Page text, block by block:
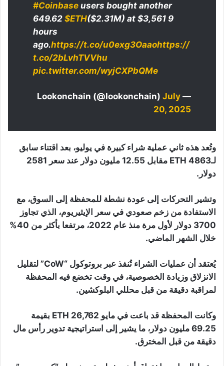
#Coinbase users bought another
649.62 $ETH($2.31M) at $3,561 9
hours
ago.https://t.co/u0exg3Oaaohttps://
t.co/2bLvhTVVhu
pic.twitter.com/wyjCXPbQMe
— Lookonchain (@lookonchain)
July
20, 2025
وتُعد هذه ثاني عملية شراء كبيرة في يوليو، بعد اقتناء سابق
لـ4863 ETH مقابل 12.55 مليون دولار عند سعر 2581
دولار.
وتشير التحركات إلى عودة نشطة للمحفظة إلى السوق، مع
الاستفادة من زخم صعودي في سعر الإيثيريوم، الذي تجاوز
3700 دولار لأول مرة منذ عام 2022، مرتفعا بأكثر من 40%
خلال الشهر الماضي.
يُعتقد أن عمليات الشراء تُنفذ عبر بروتوكول “CoW” لتقليل
الانزلاق وزيادة الخصوصية، في وقت تخضع فيه المحفظة
لمراقبة دقيقة من قبل محللي البلوكشين.
وكانت المحفظة قد باعت في مايو 26,762 ETH بقيمة
69.25 مليون دولار، ما يشير إلى استراتيجية تدوير رأس مال
دقيقة من قبل المخترق.